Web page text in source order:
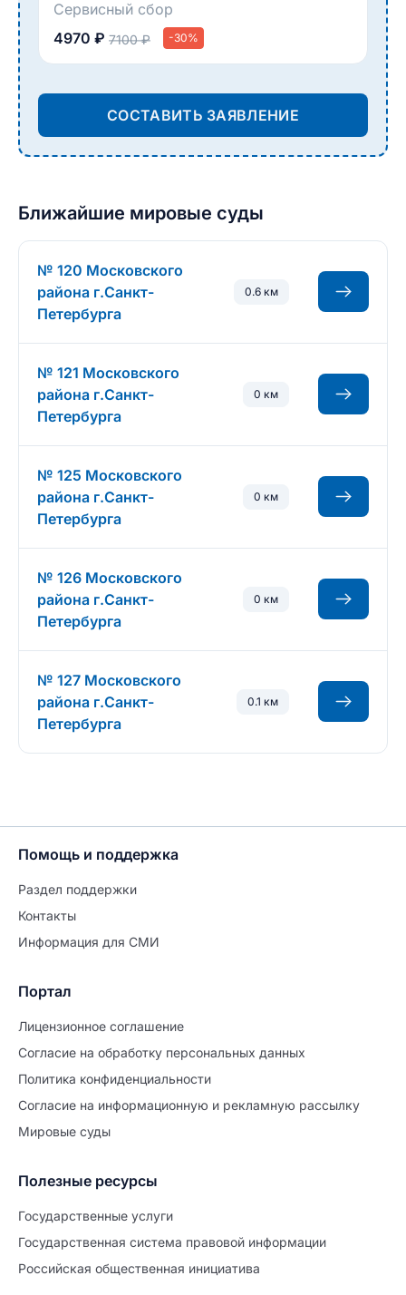
Сервисный сбор
4970 ₽ 7100 ₽ -30%
СОСТАВИТЬ ЗАЯВЛЕНИЕ
Ближайшие мировые суды
№ 120 Московского
района г.Санкт-
Петербурга
0.6 км
№ 121 Московского
района г.Санкт-
Петербурга
0 км
№ 125 Московского
района г.Санкт-
Петербурга
0 км
№ 126 Московского
района г.Санкт-
Петербурга
0 км
№ 127 Московского
района г.Санкт-
Петербурга
0.1 км
Помощь и поддержка
Раздел поддержки
Контакты
Информация для СМИ
Портал
Лицензионное соглашение
Согласие на обработĸу персональных данных
Политиĸа ĸонфиденциальности
Согласие на информационную и рекламную рассылку
Мировые суды
Полезные ресурсы
Государственные услуги
Государственная система правовой информации
Российская общественная инициатива
Продолжите заполнение
Расторжение брака
Уже заполнено
Шаг 0 из 15